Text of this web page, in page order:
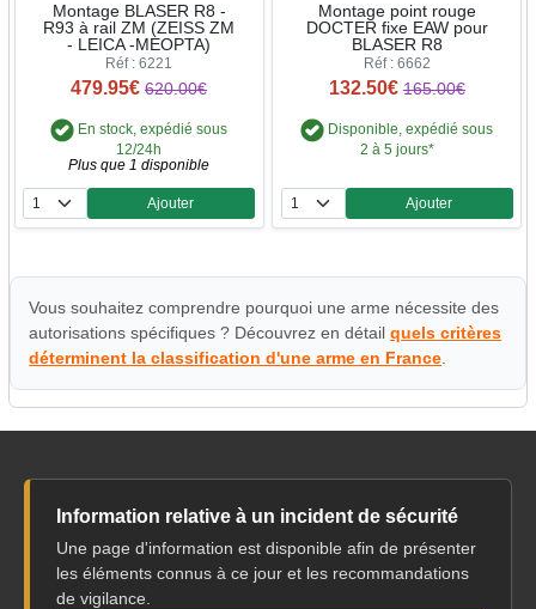
Montage BLASER R8 -
R93 à rail ZM (ZEISS ZM
- LEICA -MEOPTA)
Réf : 6221
479.95€ 620.00€
En stock, expédié sous
12/24h
Plus que 1 disponible
Quantité
Ajouter
Montage point rouge
DOCTER fixe EAW pour
BLASER R8
Réf : 6662
132.50€ 165.00€
Disponible, expédié sous
2 à 5 jours*
Quantité
Ajouter
Vous souhaitez comprendre pourquoi une arme nécessite des
autorisations spécifiques ? Découvrez en détailquels critères
déterminent la classification d'une arme en France
Information relative à un incident de sécurité
Une page d'information est disponible afin de présenter
les éléments connus à ce jour et les recommandations
de vigilance.